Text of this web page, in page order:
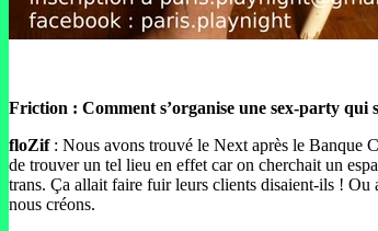
Friction : Comment s’organise une sex-party qui
floZif: Nous avons trouvé le Next après le Banque
de trouver un tel lieu en effet car on cherchait un
trans. Ça allait faire fuir leurs clients disaient-ils ! Ou
nous créons.